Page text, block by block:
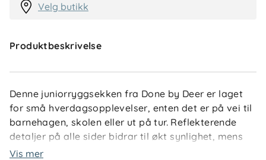
Velg butikk
Produktbeskrivelse
Denne juniorryggsekken fra Done by Deer er laget
for små hverdagsopplevelser, enten det er på vei til
barnehagen, skolen eller ut på tur. Reflekterende
detaljer på alle sider bidrar til økt synlighet, mens
den mykt polstrede ryggen og skulderstroppene gir
Vis mer